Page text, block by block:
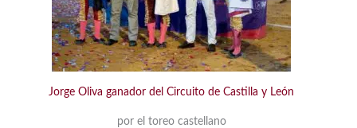
Jorge Oliva ganador del Circuito de Castilla y León
por el toreo castellano